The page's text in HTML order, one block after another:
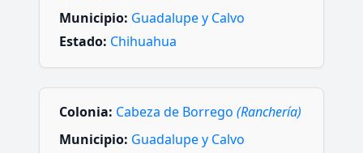
Municipio: Guadalupe y Calvo
Estado: Chihuahua
Colonia: Cabeza de Borrego (Ranchería)
Municipio: Guadalupe y Calvo